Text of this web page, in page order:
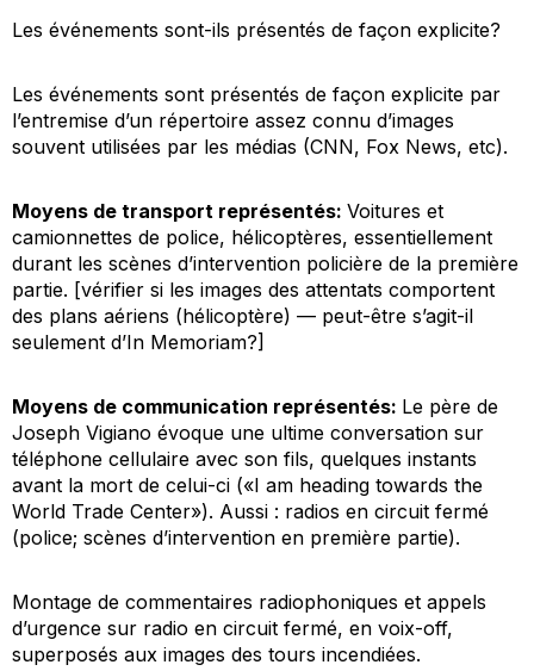
Les événements sont-ils présentés de façon explicite?
Les événements sont présentés de façon explicite par
l’entremise d’un répertoire assez connu d’images
souvent utilisées par les médias (CNN, Fox News, etc).
Moyens de transport représentés: Voitures et
camionnettes de police, hélicoptères, essentiellement
durant les scènes d’intervention policière de la première
partie. [vérifier si les images des attentats comportent
des plans aériens (hélicoptère) — peut-être s’agit-il
seulement d’In Memoriam?]
Moyens de communication représentés: Le père de
Joseph Vigiano évoque une ultime conversation sur
téléphone cellulaire avec son fils, quelques instants
avant la mort de celui-ci («I am heading towards the
World Trade Center»). Aussi : radios en circuit fermé
(police; scènes d’intervention en première partie).
Montage de commentaires radiophoniques et appels
d’urgence sur radio en circuit fermé, en voix-off,
superposés aux images des tours incendiées.